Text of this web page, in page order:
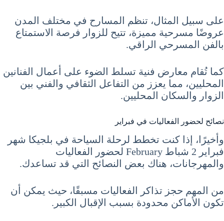
على سبيل المثال، تنظم المسارح في مختلف المدن
عروضًا مسرحية مميزة، تتيح للزوار فرصة الاستمتاع
بالفن المسرحي الراقي.
كما تُقام معارض فنية تسلط الضوء على أعمال الفنانين
المحليين، مما يعزز من التفاعل الثقافي والفني بين
الزوار والسكان المحليين.
نصائح لحضور الفعاليات في فبراير
وأخيرًا، إذا كنت تخطط لرحلة السياحة في بلجيكا شهر
فبراير 2 شباط February لحضور الفعاليات
والمهرجانات، هناك بعض النصائح التي قد تساعدك.
من المهم حجز تذاكر الفعاليات مسبقًا، حيث يمكن أن
تكون الأماكن محدودة بسبب الإقبال الكبير.